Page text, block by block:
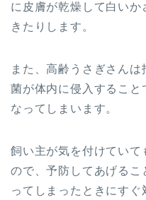
に皮膚が乾燥して白い
きたりします。
また、高齢うさぎさん
菌が体内に侵入すること
なってしまいます。
飼い主が気を付けていて
ので、予防してあげるこ
ってしまったときにす